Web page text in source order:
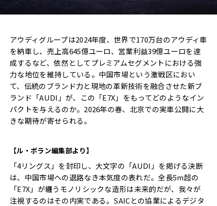
アウディグループは2024年度、世界で170万台のアウディ車
を納車し、売上高645億ユーロ、営業利益39億ユーロを達
成するなど、依然としてプレミアムセグメントにおける強
力な地位を維持している。中国市場という激戦区におい
て、伝統のブランド力と現地の革新技術を融合させた新ブ
ランド「AUDI」が、この「E7X」をもってどのようなイン
パクトを与えるのか。2026年の春、北京での実車公開に大
きな期待が寄せられる。
【ル・ボラン編集部より】
「4リングス」を封印し、大文字の「AUDI」を掲げる決断
は、中国市場への退路なき本気度の表れだ。全長5m超の
「E7X」が纏うモノリシックな造形は未来的だが、我々が
注視するのはその内実である。SAICとの協業によるデジタ